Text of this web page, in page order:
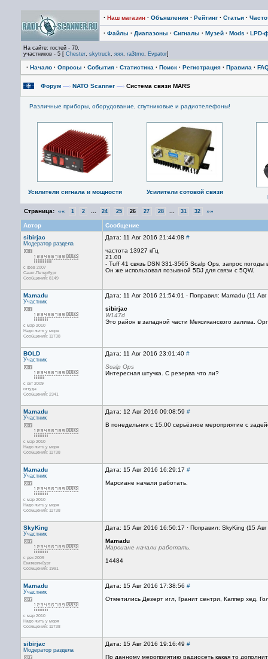
· Наш магазин · Объявления · Рейтинг · Статьи ·
· Файлы · Диапазоны · Сигналы · Музей · Mods · LPD-
На сайте: гостей - 70,
участников - 5 [ Chester, skytruck, яяя, ra3tmo, Evpator]
· Начало · Опросы · События · Статистика · Поиск · Регистрация · Правила ·
Форум —› NATO Scanner —› Система связи MARS
Различные приборы, оборудование, спутниковые и радиотелефоны!
Усилители сигнала и мощности
Усилители сотовой связи
Страница: «« 1 2 24 25 26 27 28 31 32 »»
Автор
Сообщение
sibirjac
Модератор раздела
с фев 2007
Санкт-Петербург
Сообщений: 8149
Дата: 11 Авг 2016 21:44:08 #
частота 13927 кГц
21.00
- Tuff 41 связь DSN 331-3565 Scalp Ops, запрос
Он же использовал позывной 5DJ для связи с 5QW.
Mamadu
Участник
с мар 2010
Надо жить у моря
Сообщений: 11738
Дата: 11 Авг 2016 21:54:01 · Поправил: Mamadu (11
sibirjac
W147d
Это район в западной части Мексиканского залива.
BOLD
Участник
с окт 2009
оттуда
Сообщений: 2341
Дата: 11 Авг 2016 23:01:40 #
Scalp Ops
Интересная штучка. С резерва что ли?
Mamadu
Участник
с мар 2010
Надо жить у моря
Сообщений: 11738
Дата: 12 Авг 2016 09:08:59 #
В понедельник с 15.00 серьёзное мероприятие с
Mamadu
Участник
с мар 2010
Надо жить у моря
Сообщений: 11738
Дата: 15 Авг 2016 16:29:17 #
Марсиане начали работать.
SkyKing
Участник
с дек 2009
Екатеринбург
Сообщений: 1991
Дата: 15 Авг 2016 16:50:17 · Поправил: SkyKing (15
Mamadu
Марсиане начали работать.
14484
Mamadu
Участник
с мар 2010
Надо жить у моря
Сообщений: 11738
Дата: 15 Авг 2016 17:38:56 #
Отметились Дезерт игл, Гранит сентри, Каппер хед,
sibirjac
Модератор раздела
Дата: 15 Авг 2016 19:16:49 #
По данному мероприятию радиосеть какая то